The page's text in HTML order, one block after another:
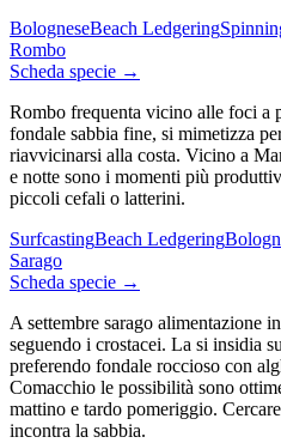
BologneseBeach Ledgering
Rombo
Scheda specie →
Rombo frequenta vicino alle foci a
fondale sabbia fine, si mimetizza
riavvicinarsi alla costa. Vicino a
e notte sono i momenti più
piccoli cefali o latterini.
SurfcastingBeach Ledgering
Sarago
Scheda specie →
A settembre sarago alimentazione
seguendo i crostacei. La si insidia
preferendo fondale roccioso con
Comacchio le possibilità sono
mattino e tardo pomeriggio.
incontra la sabbia.